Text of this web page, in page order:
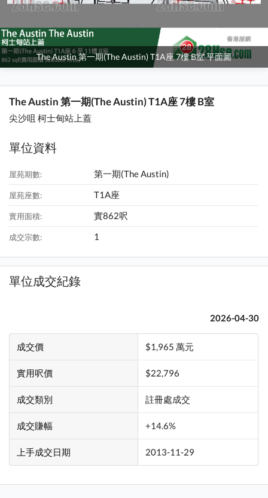
The Austin 第一期(The Austin) T1A座 7樓 B室 平面圖
The Austin 第一期(The Austin) T1A座 7樓 B室
尖沙咀 柯士甸站上蓋
單位資料
屋苑期數: 第一期(The Austin)
屋苑座數: T1A座
實用面積: 實862呎
成交宗數: 1
單位成交紀錄
2026-04-30
成交價 $1,965 萬元
實用呎價 $22,796
成交類別 註冊處成交
成交賺幅 +14.6%
上手成交日期 2013-11-29